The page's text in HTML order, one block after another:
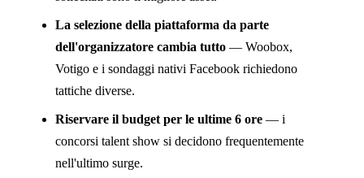
La selezione della piattaforma da parte
dell'organizzatore cambia tutto — Woobox,
Votigo e i sondaggi nativi Facebook richiedono
tattiche diverse.
Riservare il budget per le ultime 6 ore — i
concorsi talent show si decidono frequentemente
nell'ultimo surge.